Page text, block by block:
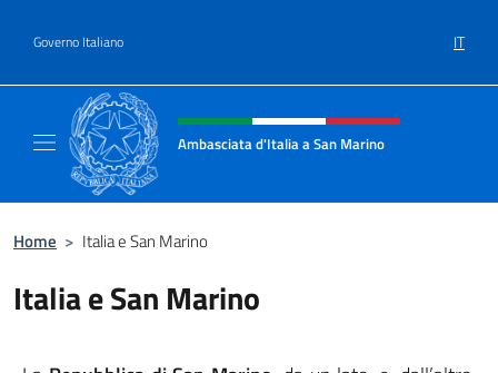
Governo Italiano IT
Intestazione sito, social e menù
Ambasciata d'Italia a San Marino
Home > Italia e San Marino
Italia e San Marino